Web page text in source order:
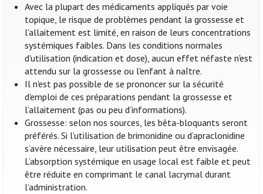
Avec la plupart des médicaments appliqués par voie
topique, le risque de problèmes pendant la grossesse et
l'allaitement est limité, en raison de leurs concentrations
systémiques faibles. Dans les conditions normales
d'utilisation (indication et dose), aucun effet néfaste n'est
attendu sur la grossesse ou l'enfant à naître.
Il n'est pas possible de se prononcer sur la sécurité
d'emploi de ces préparations pendant la grossesse et
l’allaitement (pas ou peu d’informations).
Grossesse: selon nos sources, les bêta-bloquants seront
préférés. Si l’utilisation de brimonidine ou d’apraclonidine
s’avère nécessaire, leur utilisation peut être envisagée.
L’absorption systémique en usage local est faible et peut
être réduite en comprimant le canal lacrymal durant
l’administration.